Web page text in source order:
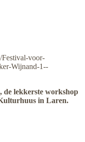
Festival-voor-
Wijnand-1--
de lekkerste workshop
in Laren.